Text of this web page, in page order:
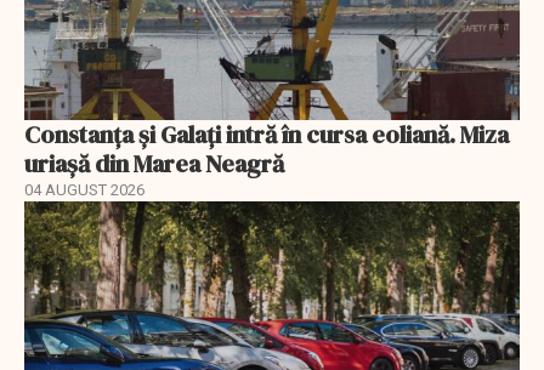
Constanța și Galați intră în cursa eoliană. Miza
uriașă din Marea Neagră
04 AUGUST 2026